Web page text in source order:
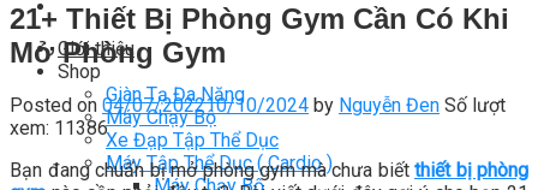
Giới thiệu
Shop
Giàn Tạ Đa Năng
Máy Chạy Bộ
Xe Đạp Tập Thể Dục
Máy Tập Thể Dục ( Cardio )
21+ Thiết Bị Phòng Gym Cần Có Khi
Mở Phòng Gym
Posted on 04/07/202210/10/2024 by Nguyễn Đen Số lượt
xem: 11386
Bạn đang chuẩn bị mở phòng gym mà chưa biết thiết bị phòng